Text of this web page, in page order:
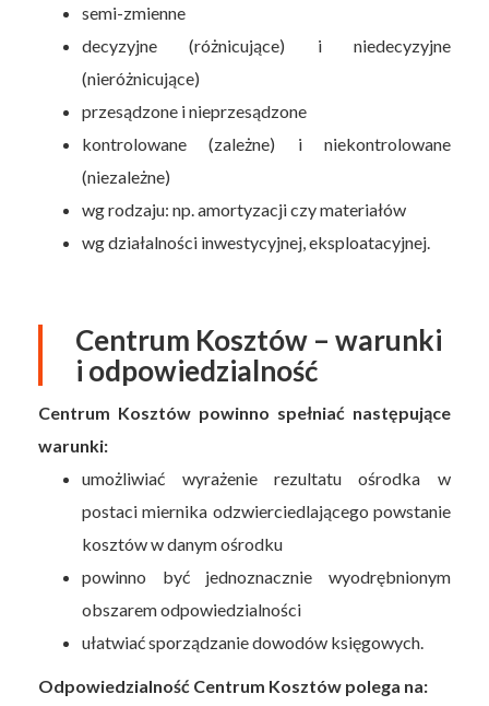
semi-zmienne
decyzyjne (różnicujące) i niedecyzyjne
(nieróżnicujące)
przesądzone i nieprzesądzone
kontrolowane (zależne) i niekontrolowane
(niezależne)
wg rodzaju: np. amortyzacji czy materiałów
wg działalności inwestycyjnej, eksploatacyjnej.
Centrum Kosztów – warunki
i odpowiedzialność
Centrum Kosztów powinno spełniać następujące
warunki:
umożliwiać wyrażenie rezultatu ośrodka w
postaci miernika odzwierciedlającego powstanie
kosztów w danym ośrodku
powinno być jednoznacznie wyodrębnionym
obszarem odpowiedzialności
ułatwiać sporządzanie dowodów księgowych.
Odpowiedzialność Centrum Kosztów polega na: